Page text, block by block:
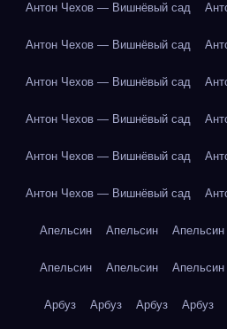
Антон Чехов — Вишнёвый сад
Антон Чехов — Вишнёвый сад
Антон Чехов — Вишнёвый сад
Антон Чехов — Вишнёвый сад
Антон Чехов — Вишнёвый сад
Антон Чехов — Вишнёвый сад
Апельсин Апельсин Апельсин
Апельсин Апельсин Апельсин
Арбуз Арбуз Арбуз Арбуз